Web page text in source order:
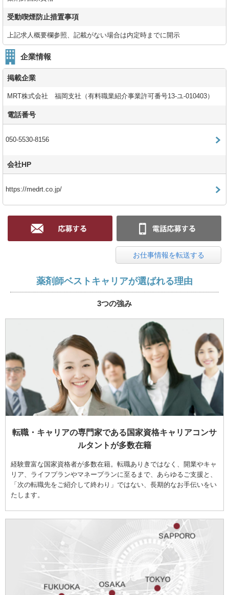
受動喫煙防止措置事項
上記求人概要欄参照、記載がない場合は内定時までに開示
企業情報
掲載企業
MRT株式会社 福岡支社（有料職業紹介事業許可番号13-ユ-010403）
電話番号
050-5530-8156
会社HP
https://medrt.co.jp/
お仕事情報を転送する
薬剤師ベストキャリアが選ばれる理由
3つの強み
転職・キャリアの専門家である国家資格キャリアコンサ
ルタントが多数在籍
経験豊富な国家資格者が多数在籍。転職ありきではなく、開業やキャ
リア、ライフプランやマネープランに至るまで、あらゆるご支援と、
「次の転職先をご紹介して終わり」ではない、長期的なお手伝いをい
たします。